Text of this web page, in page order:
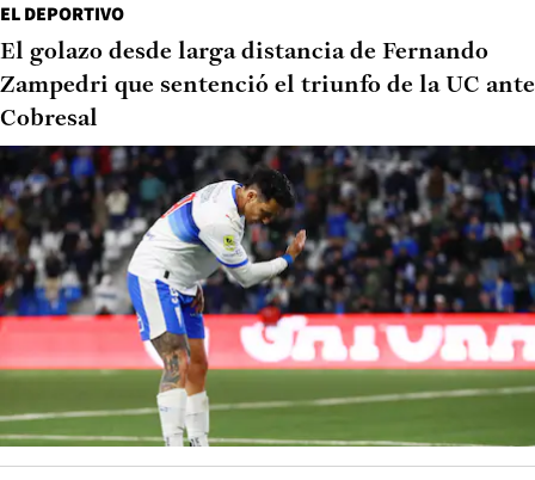
EL DEPORTIVO
El golazo desde larga distancia de Fernando
Zampedri que sentenció el triunfo de la UC ante
Cobresal